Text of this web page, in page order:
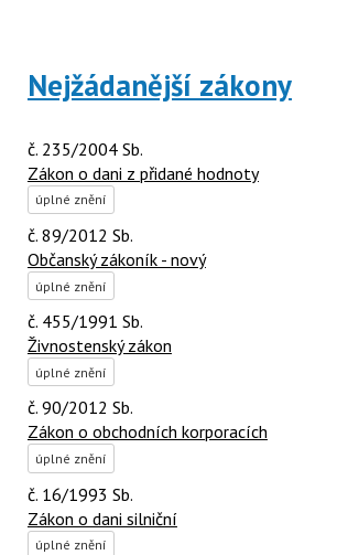
Nejžádanější zákony
č. 235/2004 Sb.
Zákon o dani z přidané hodnoty
úplné znění
č. 89/2012 Sb.
Občanský zákoník - nový
úplné znění
č. 455/1991 Sb.
Živnostenský zákon
úplné znění
č. 90/2012 Sb.
Zákon o obchodních korporacích
úplné znění
č. 16/1993 Sb.
Zákon o dani silniční
úplné znění